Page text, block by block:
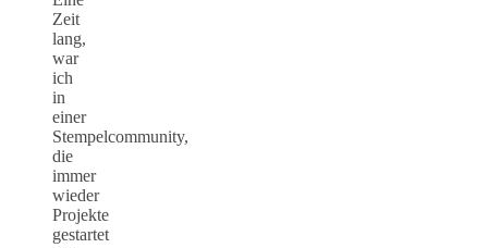
Zeit
lang,
war
ich
in
einer
Stempelcommunity,
die
immer
wieder
Projekte
gestartet